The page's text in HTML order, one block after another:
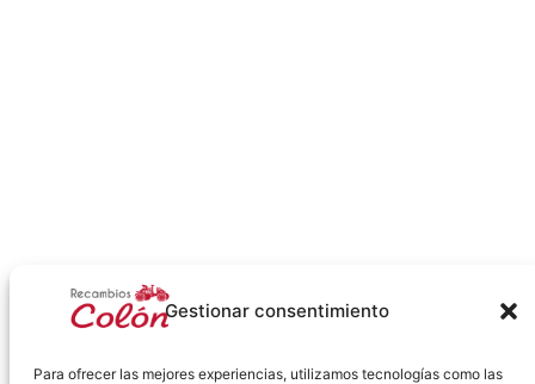
Gestionar consentimiento
Para ofrecer las mejores experiencias, utilizamos tecnologías como las